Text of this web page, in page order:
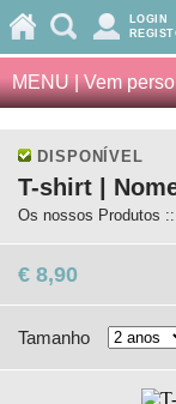
LOGIN
MENU | Vem
DISPONÍVEL
T-shirt |
Os nossos Produtos
€ 8,90
Tamanho